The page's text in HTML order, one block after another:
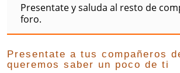
Presentate y saluda al resto de
foro.
Presentate a tus compañeros
queremos saber un poco de ti